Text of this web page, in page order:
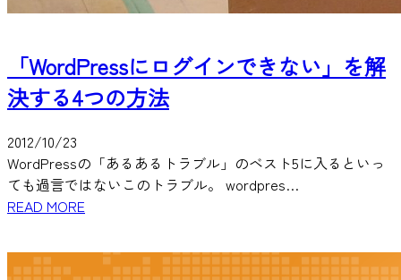
「WordPressにログインできない」を解
決する4つの方法
2012/10/23
WordPressの「あるあるトラブル」のベスト5に入るといっ
ても過言ではないこのトラブル。 wordpres…
READ MORE